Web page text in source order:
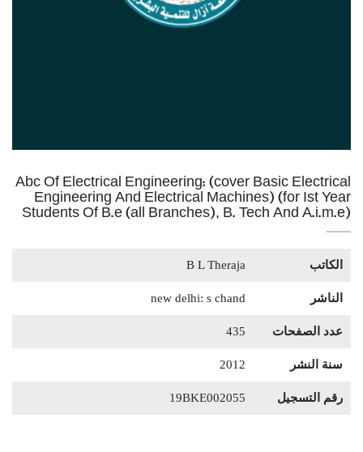
Abc Of Electrical Engineering: (cover Basic Electrical
Engineering And Electrical Machines) (for Ist Year
Students Of B.e (all Branches), B. Tech And A.i.m.e)
الكاتب B L Theraja
الناشر new delhi: s chand
عدد الصفحات 435
سنة النشر 2012
رقم التسجيل 19BKE002055